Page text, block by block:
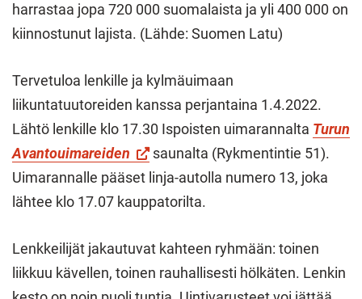
harrastaa jopa 720 000 suomalaista ja yli 400 000 on
kiinnostunut lajista. (Lähde: Suomen Latu)
Tervetuloa lenkille ja kylmäuimaan
liikuntatuutoreiden kanssa perjantaina 1.4.2022.
Lähtö lenkille klo 17.30 Ispoisten uimarannalta Turun
Avantouimareiden
saunalta (Rykmentintie 51).
Uimarannalle pääset linja-autolla numero 13, joka
lähtee klo 17.07 kauppatorilta.
Lenkkeilijät jakautuvat kahteen ryhmään: toinen
liikkuu kävellen, toinen rauhallisesti hölkäten. Lenkin